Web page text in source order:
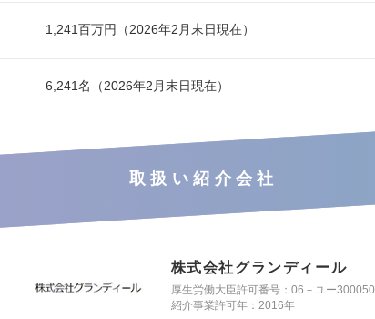
1,241百万円（2026年2月末日現在）
6,241名（2026年2月末日現在）
取扱い紹介会社
株式会社グランディール
厚生労働大臣許可番号：06－ユー300050
紹介事業許可年：2016年